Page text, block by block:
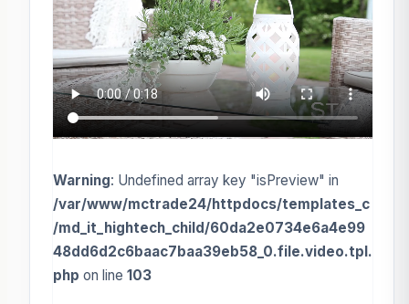
Warning: Undefined array key "isPreview" in
/var/www/mctrade24/httpdocs/templates_c
/md_it_hightech_child/60da2e0734e6a4e99
48dd6d2c6baac7baa39eb58_0.file.video.tpl.
php on line 103